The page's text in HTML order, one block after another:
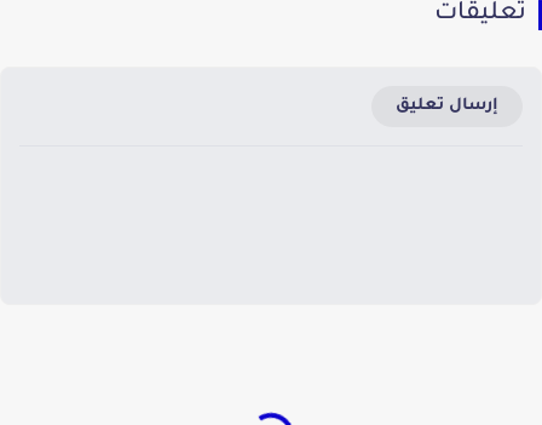
تعليقات
إرسال تعليق